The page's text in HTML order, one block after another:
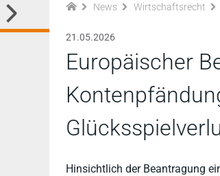
News Wirtschaftsrecht
21.05.2026
Europäischer
Hinsichtlich der Beantragung